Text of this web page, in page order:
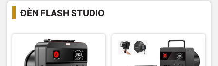
ĐÈN FLASH STUDIO